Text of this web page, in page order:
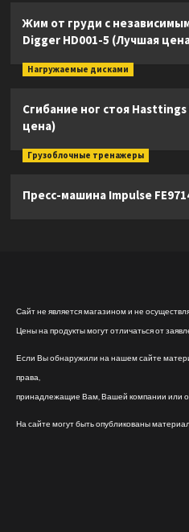
Жим от груди с
Digger HD001-5 (Лучшая
Нагружаемые дисками
Сгибание ног стоя
цена)
Грузоблочные тренажеры
Пресс-машина Impulse
Сайт не является магазином и не
Цены на продукты могут отличаться от
Если Вы обнаружили на нашем сайте
права,
принадлежащие Вам, Вашей компании или
На сайте могут быть опубликованы